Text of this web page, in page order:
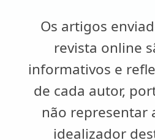
Os artigos
revista online
informativos e
de cada autor,
não representar
idealizador